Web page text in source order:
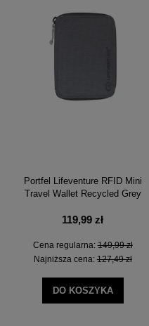
Portfel Lifeventure RFID Mini
Travel Wallet Recycled Grey
119,99 zł
Cena regularna:149,99 zł
Najniższa cena:127,49 zł
DO KOSZYKA